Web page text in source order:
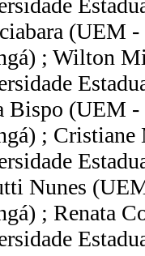
(UEM
; Wilton
Bispo (UEM -
; Cristiane
Nunes
; Renata